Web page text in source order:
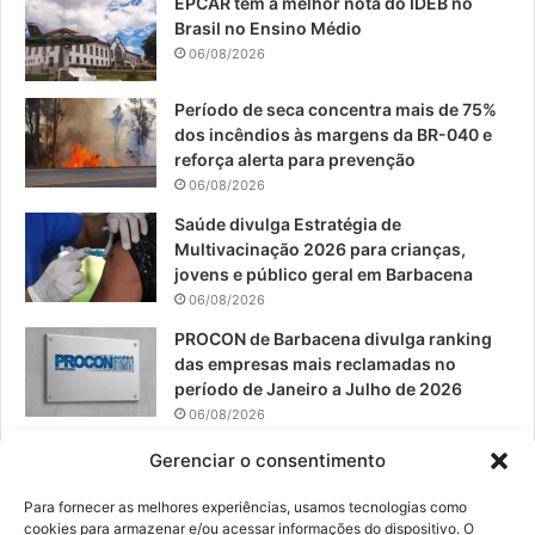
Gerenciar o consentimento
Para fornecer as melhores experiências, usamos tecnologias como
cookies para armazenar e/ou acessar informações do dispositivo. O
b
o
o
k
u
e
a
r
a
Brasil no Ensino Médio
06/08/2026
Período de seca concentra mais de 75%
dos incêndios às margens da BR-040 e
reforça alerta para prevenção
06/08/2026
Saúde divulga Estratégia de
Multivacinação 2026 para crianças,
jovens e público geral em Barbacena
06/08/2026
PROCON de Barbacena divulga ranking
das empresas mais reclamadas no
período de Janeiro a Julho de 2026
06/08/2026
Prefeitura convoca organizações de
Resíduos Sólidos
05/08/2026